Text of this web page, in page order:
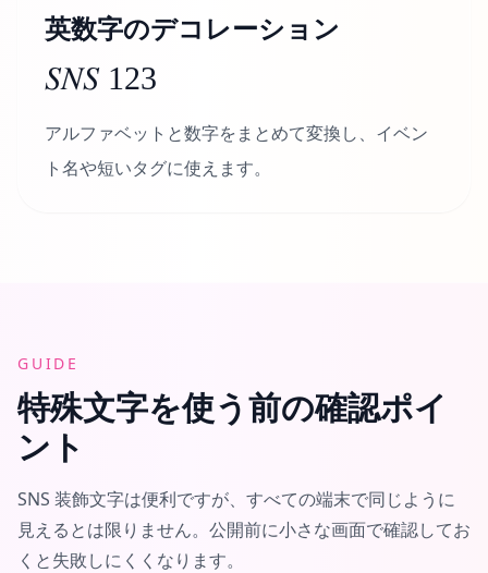
英数字のデコレーション
𝑆𝑁𝑆 123
アルファベットと数字をまとめて変換し、イベン
ト名や短いタグに使えます。
GUIDE
特殊文字を使う前の確認ポイ
ント
SNS 装飾文字は便利ですが、すべての端末で同じように
見えるとは限りません。公開前に小さな画面で確認してお
くと失敗しにくくなります。